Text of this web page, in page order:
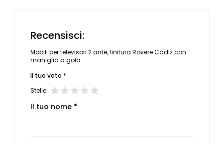
Recensisci:
Mobili per televisori 2 ante, finitura Rovere Cadiz con
maniglia a gola
Il tuo voto *
Stelle:
Il tuo nome *